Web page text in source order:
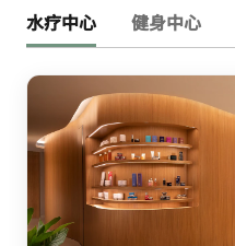
水疗中心 健身中心